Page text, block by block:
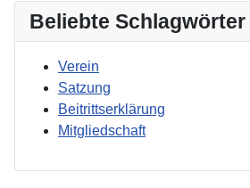
Beliebte Schlagwörter
Verein
Satzung
Beitrittserklärung
Mitgliedschaft